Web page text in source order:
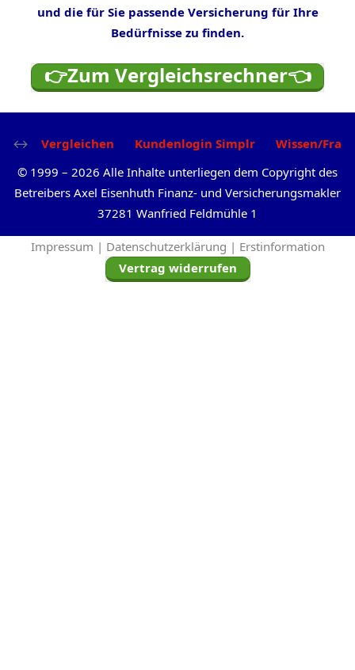
und die für Sie passende Versicherung für Ihre
Bedürfnisse zu finden.
👉Zum Vergleichsrechner👈
Vergleichen Kundenlogin Simplr
Wissen/
© 1999 – 2026 Alle Inhalte unterliegen dem Copyright des
Betreibers Axel Eisenhuth Finanz- und Versicherungsmakler
37281 Wanfried Feldmühle 1
Impressum | Datenschutzerklärung | Erstinformation
Vertrag widerrufen